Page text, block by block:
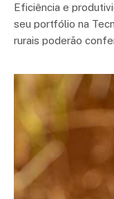
Eficiência e
seu portfólio na
rurais poderão